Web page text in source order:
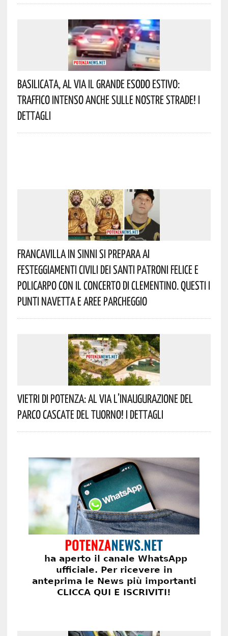
Basilicata, Al Via Il Grande Esodo Estivo:
Traffico Intenso Anche Sulle Nostre Strade! I
Dettagli
Francavilla In Sinni Si Prepara Ai
Festeggiamenti Civili Dei Santi Patroni Felice E
Policarpo Con Il Concerto Di Clementino. Questi I
Punti Navetta E Aree Parcheggio
Vietri Di Potenza: Al Via L’inaugurazione Del
Parco Cascate Del Tuorno! I Dettagli